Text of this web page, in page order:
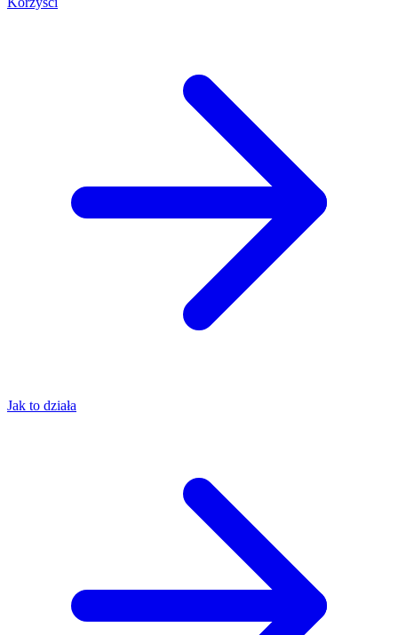
Jak to działa